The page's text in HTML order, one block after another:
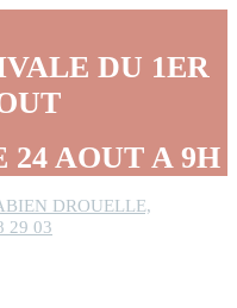
DU 1ER
24 AOUT A 9H
DROUELLE,
29 03